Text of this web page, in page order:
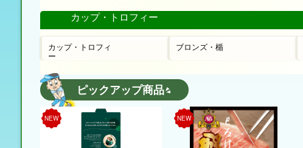
カップ・トロフィー
カップ・トロフィ
ー
ブロンズ・楯
ピックアップ商品
NEW NEW